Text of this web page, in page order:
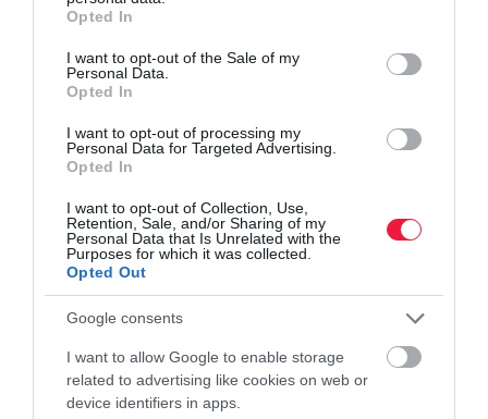
grant or deny consent to Google and its third-party tags to
use your data for below specified purposes in below Google
consent section.
Opted In
I want to opt-out of the Sale of my
Personal Data.
Opted In
I want to opt-out of processing my
Personal Data for Targeted Advertising.
Opted In
I want to opt-out of Collection, Use,
Retention, Sale, and/or Sharing of my
Personal Data that Is Unrelated with the
Purposes for which it was collected.
Opted Out
Google consents
I want to allow Google to enable storage
related to advertising like cookies on web or
device identifiers in apps.
Eddig tartott? Bukdácsol a világ első
dollárbilliomosa
A SpaceX-részvények hétfői esése több mint 20 milliárd dollárral
csökkentette Elon Musk vagyonát, ami december óta először
süllyedt a 700 milliárd dolláros küszöb alá. Az üzletember egyre
távolabb…